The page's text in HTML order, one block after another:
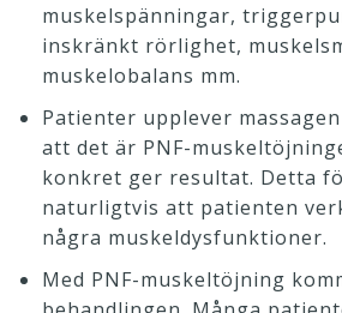
muskelspänningar,
inskränkt rörlighet,
muskelobalans mm.
Patienter upplever
att det är PNF-
konkret ger resultat. Detta
naturligtvis att patienten
några muskeldysfunktioner.
Med PNF-muskeltöjning